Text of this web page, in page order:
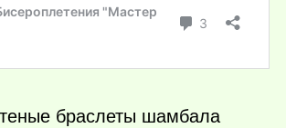
браслеты шамбала